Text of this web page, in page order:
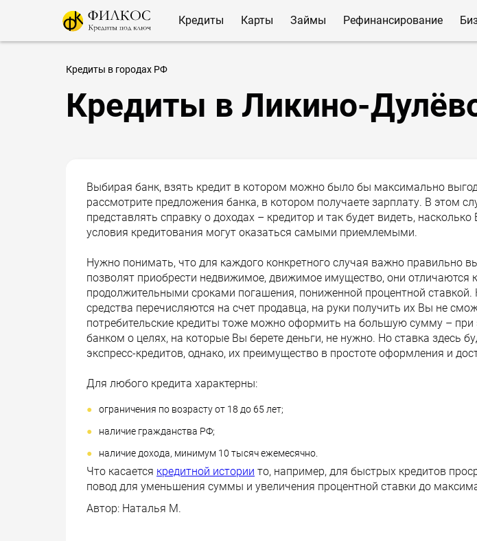
Кредиты Карты Займы Рефинансирование
Кредиты в городах РФ
Кредиты в Ликино-
Выбирая банк, взять кредит в котором можно было бы максимально
рассмотрите предложения банка, в котором получаете зарплату. В этом
представлять справку о доходах – кредитор и так будет видеть,
условия кредитования могут оказаться самыми приемлемыми.
Нужно понимать, что для каждого конкретного случая важно правильно
позволят приобрести недвижимое, движимое имущество, они
продолжительными сроками погашения, пониженной процентной
средства перечисляются на счет продавца, на руки получить их Вы не
потребительские кредиты тоже можно оформить на большую сумму – при
банком о целях, на которые Вы берете деньги, не нужно. Но ставка здесь
экспресс-кредитов, однако, их преимущество в простоте оформления и
Для любого кредита характерны:
ограничения по возрасту от 18 до 65 лет;
наличие гражданства РФ;
наличие дохода, минимум 10 тысяч ежемесячно.
Что касается кредитной истории то, например, для быстрых кредитов
повод для уменьшения суммы и увеличения процентной ставки до
Автор: Наталья М.